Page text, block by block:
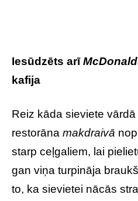
Iesūdzēts arī
kafija
Reiz kāda sieviete
restorāna makdraivā
starp ceļgaliem, lai
gan viņa turpināja
to, ka sievietei nācās